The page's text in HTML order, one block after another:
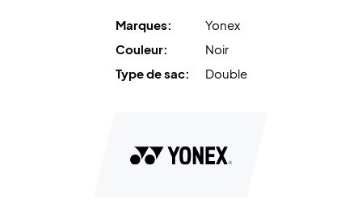
Vous profitez d’un espace généreux pour tout votre
Marques:
Yonex
Couleur:
Noir
Type de sac:
Double